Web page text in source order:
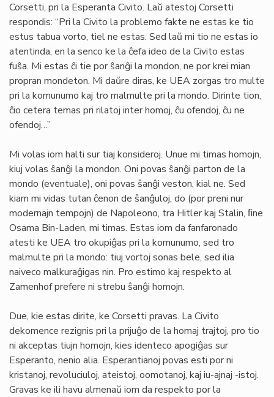
Corsetti, pri la Esperanta Civito. Laŭ atestoj Corsetti
respondis: “Pri la Civito la problemo fakte ne estas ke tio
estus tabua vorto, tiel ne estas. Sed laŭ mi tio ne estas io
atentinda, en la senco ke la ĉefa ideo de la Civito estas
fuŝa. Mi estas ĉi tie por ŝanĝi la mondon, ne por krei mian
propran mondeton. Mi daŭre diras, ke UEA zorgas tro multe
pri la komunumo kaj tro malmulte pri la mondo. Dirinte tion,
ĉio cetera temas pri rilatoj inter homoj, ĉu ofendoj, ĉu ne
ofendoj…”
Mi volas iom halti sur tiaj konsideroj. Unue mi timas homojn,
kiuj volas ŝanĝi la mondon. Oni povas ŝanĝi parton de la
mondo (eventuale), oni povas ŝanĝi veston, kial ne. Sed
kiam mi vidas tutan ĉenon de ŝanĝuloj, do (por preni nur
modernajn tempojn) de Napoleono, tra Hitler kaj Stalin, ﬁne
Osama Bin-Laden, mi timas. Estas iom da fanfaronado
atesti ke UEA tro okupiĝas pri la komunumo, sed tro
malmulte pri la mondo: tiuj vortoj sonas bele, sed ilia
naiveco malkuraĝigas nin. Pro estimo kaj respekto al
Zamenhof prefere ni strebu ŝanĝi homojn.
Due, kie estas dirite, ke Corsetti pravas. La Civito
dekomence rezignis pri la prijuĝo de la homaj trajtoj, pro tio
ni akceptas tiujn homojn, kies identeco apogiĝas sur
Esperanto, nenio alia. Esperantianoj povas esti por ni
kristanoj, revoluciuloj, ateistoj, oomotanoj, kaj iu-ajnaj -istoj.
Gravas ke ili havu almenaŭ iom da respekto por la